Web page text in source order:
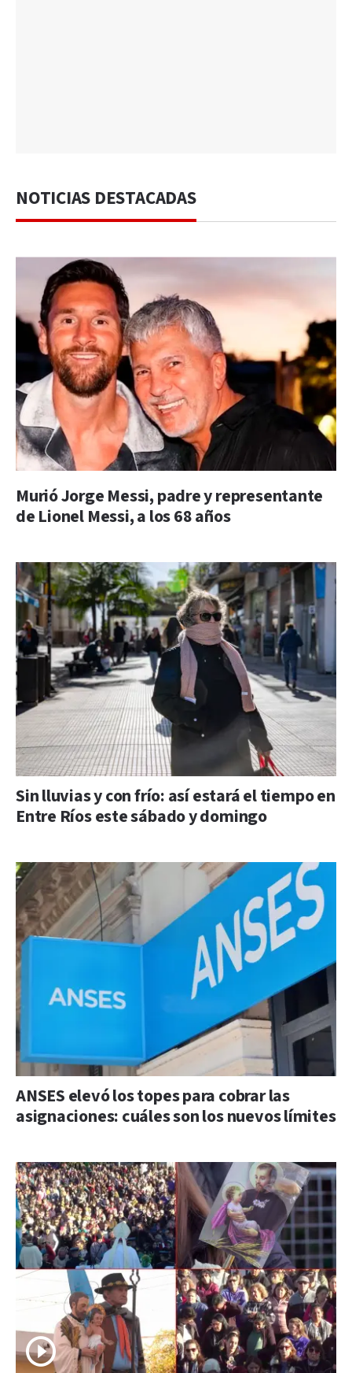
NOTICIAS DESTACADAS
Murió Jorge Messi, padre y representante
de Lionel Messi, a los 68 años
Sin lluvias y con frío: así estará el tiempo en
Entre Ríos este sábado y domingo
ANSES elevó los topes para cobrar las
asignaciones: cuáles son los nuevos límites